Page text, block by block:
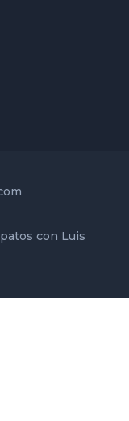
con Luis